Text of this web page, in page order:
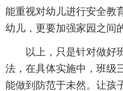
能重视对幼儿进行安全教
幼儿，更要加强家园之间
以上，只是针对做好
法，在具体实施中，班级
能做到防范于未然。让孩